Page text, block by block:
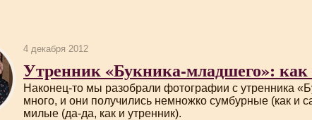
4 декабря 2012
Утренник «Букника-младшего»: как
Наконец-то мы разобрали фотографии с утренника «
много, и они получились немножко сумбурные (как и
милые (да-да, как и утренник).